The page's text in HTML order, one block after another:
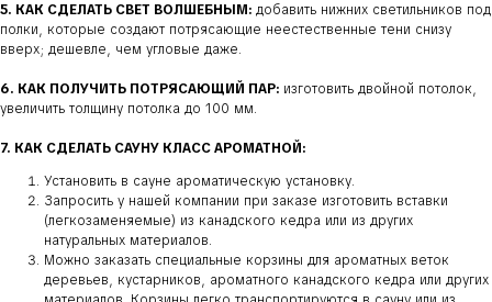
5. КАК СДЕЛАТЬ СВЕТ ВОЛШЕБНЫМ: добавить нижних светильников под
полки, которые создают потрясающие неестественные тени снизу
вверх; дешевле, чем угловые даже.
6. КАК ПОЛУЧИТЬ ПОТРЯСАЮЩИЙ ПАР: изготовить двойной потолок,
увеличить толщину потолка до 100 мм.
7. КАК СДЕЛАТЬ САУНУ КЛАСС АРОМАТНОЙ:
Установить в сауне ароматическую установку.
Запросить у нашей компании при заказе изготовить вставки
(легкозаменяемые) из канадского кедра или из других
натуральных материалов.
Можно заказать специальные корзины для ароматных веток
деревьев, кустарников, ароматного канадского кедра или других